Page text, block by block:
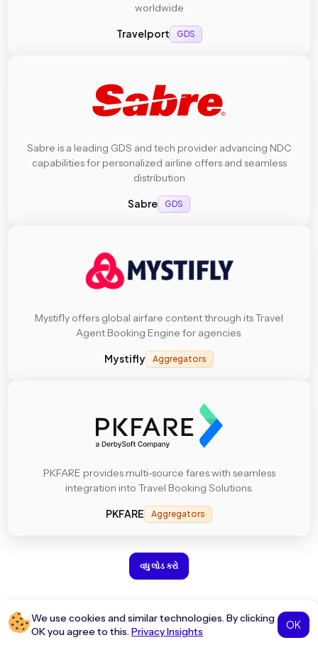
We use cookies and similar technologies. By clicking
OK you agree to this.Privacy Insights
OK
worldwide
Travelport GDS
Sabre is a leading GDS and tech provider advancing NDC
capabilities for personalized airline offers and seamless
distribution
Sabre GDS
Mystifly offers global airfare content through its Travel
Agent Booking Engine for agencies.
Mystifly Aggregators
PKFARE provides multi-source fares with seamless
integration into Travel Booking Solutions.
PKFARE Aggregators
વધુ લોડ કરો